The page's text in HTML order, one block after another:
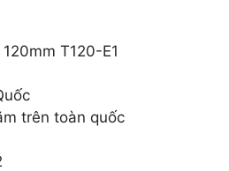
T120-E1
trên toàn quốc